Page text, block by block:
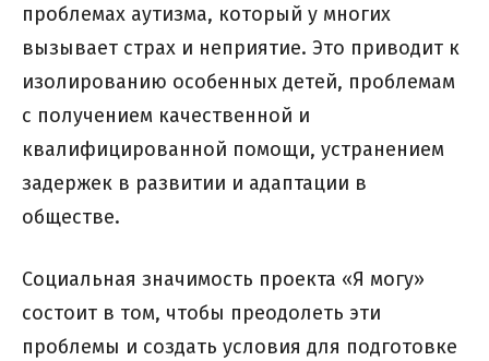
проблемах аутизма, который у многих
вызывает страх и неприятие. Это приводит к
изолированию особенных детей, проблемам
с получением качественной и
квалифицированной помощи, устранением
задержек в развитии и адаптации в
обществе.
Социальная значимость проекта «Я могу»
состоит в том, чтобы преодолеть эти
проблемы и создать условия для подготовке